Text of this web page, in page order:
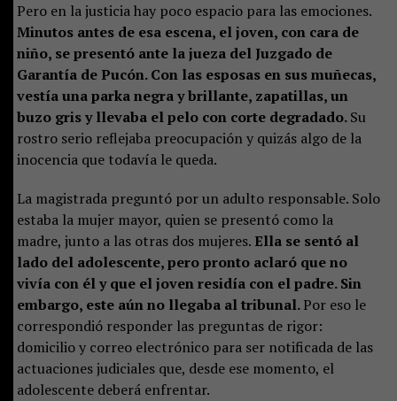
Pero en la justicia hay poco espacio para las emociones.
Minutos antes de esa escena, el joven, con cara de
niño, se presentó ante la jueza del Juzgado de
Garantía de Pucón. Con las esposas en sus muñecas,
vestía una parka negra y brillante, zapatillas, un
buzo gris y llevaba el pelo con corte degradado.Su
rostro serio reflejaba preocupación y quizás algo de la
inocencia que todavía le queda.
La magistrada preguntó por un adulto responsable. Solo
estaba la mujer mayor, quien se presentó como la
madre, junto a las otras dos mujeres. Ella se sentó al
lado del adolescente, pero pronto aclaró que no
vivía con él y que el joven residía con el padre. Sin
embargo, este aún no llegaba al tribunal.Por eso le
correspondió responder las preguntas de rigor:
domicilio y correo electrónico para ser notificada de las
actuaciones judiciales que, desde ese momento, el
adolescente deberá enfrentar.